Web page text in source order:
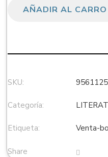
AÑADIR AL
SKU:
Categoría:
Etiqueta: Venta-
Share